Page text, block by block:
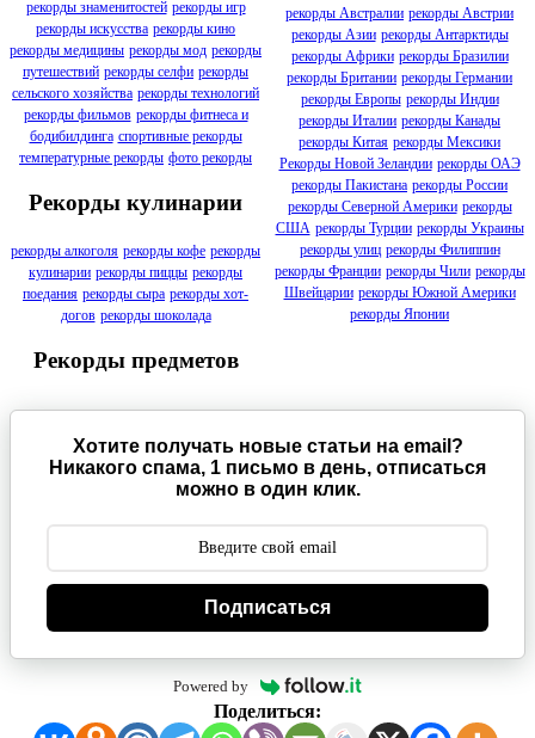
рекорды знаменитостей рекорды игр
рекорды искусства рекорды кино
рекорды медицины рекорды мод рекорды
путешествий рекорды селфи рекорды
сельского хозяйства рекорды технологий
рекорды фильмов рекорды фитнеса и
бодибилдинга спортивные рекорды
температурные рекорды фото рекорды
Рекорды кулинарии
рекорды алкоголя рекорды кофе рекорды
кулинарии рекорды пиццы рекорды
поедания рекорды сыра рекорды хот-
догов рекорды шоколада
Рекорды предметов
рекорды Австралии рекорды Австрии
рекорды Азии рекорды Антарктиды
рекорды Африки рекорды Бразилии
рекорды Британии рекорды Германии
рекорды Европы рекорды Индии
рекорды Италии рекорды Канады
рекорды Китая рекорды Мексики
Рекорды Новой Зеландии рекорды ОАЭ
рекорды Пакистана рекорды России
рекорды Северной Америки рекорды
США рекорды Турции рекорды Украины
рекорды улиц рекорды Филиппин
рекорды Франции рекорды Чили рекорды
Швейцарии рекорды Южной Америки
рекорды Японии
Хотите получать новые статьи на email?
Никакого спама, 1 письмо в день, отписаться
можно в один клик.
Подписаться
Powered by
Поделиться: